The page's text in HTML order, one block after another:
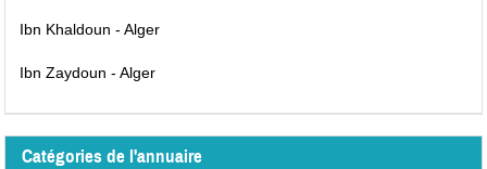
Ibn Khaldoun - Alger
Ibn Zaydoun - Alger
Catégories de l'annuaire